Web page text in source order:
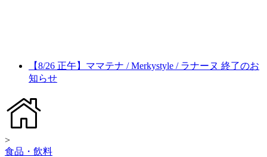
【8/26 正午】ママテナ / Merkystyle / ラナーヌ 終了のお
知らせ
>
食品・飲料